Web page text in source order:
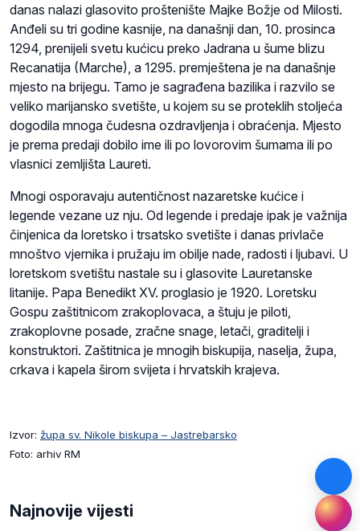
danas nalazi glasovito proštenište Majke Božje od Milosti.
Anđeli su tri godine kasnije, na današnji dan, 10. prosinca
1294, prenijeli svetu kućicu preko Jadrana u šume blizu
Recanatija (Marche), a 1295. premještena je na današnje
mjesto na brijegu. Tamo je sagrađena bazilika i razvilo se
veliko marijansko svetište, u kojem su se proteklih stoljeća
dogodila mnoga čudesna ozdravljenja i obraćenja. Mjesto
je prema predaji dobilo ime ili po lovorovim šumama ili po
vlasnici zemljišta Laureti.
Mnogi osporavaju autentičnost nazaretske kućice i
legende vezane uz nju. Od legende i predaje ipak je važnija
činjenica da loretsko i trsatsko svetište i danas privlače
mnoštvo vjernika i pružaju im obilje nade, radosti i ljubavi. U
loretskom svetištu nastale su i glasovite Lauretanske
litanije. Papa Benedikt XV. proglasio je 1920. Loretsku
Gospu zaštitnicom zrakoplovaca, a štuju je piloti,
zrakoplovne posade, zračne snage, letači, graditelji i
konstruktori. Zaštitnica je mnogih biskupija, naselja, župa,
crkava i kapela širom svijeta i hrvatskih krajeva.
Izvor: župa sv. Nikole biskupa – Jastrebarsko
Foto: arhiv RM
Najnovije vijesti